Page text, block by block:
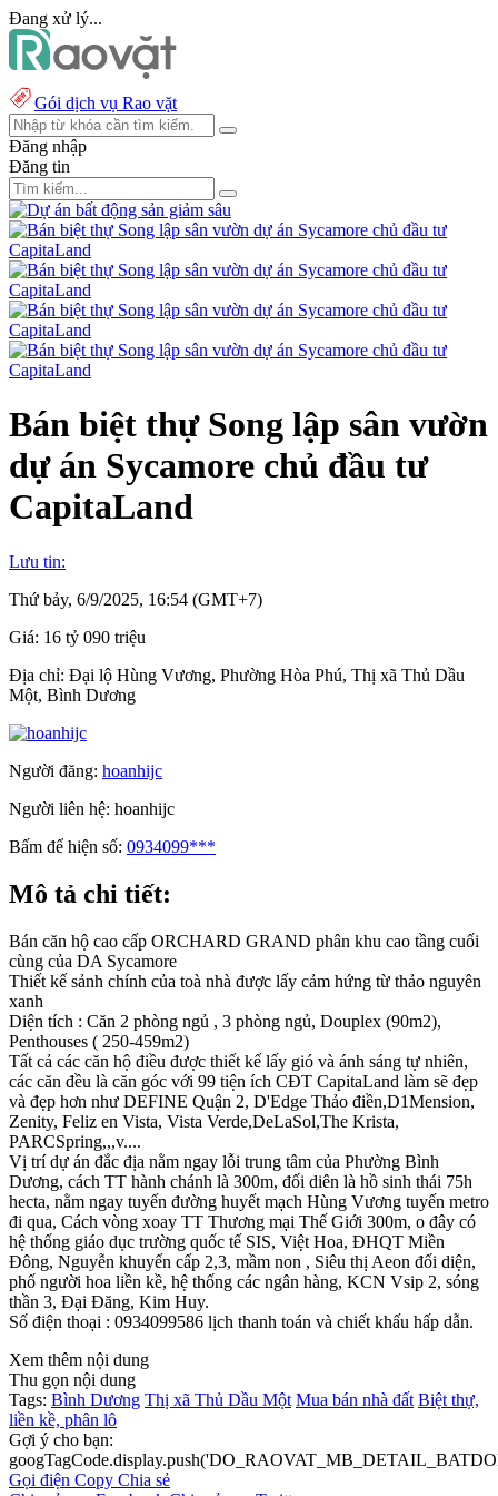
Đang xử lý...
Gói dịch vụ Rao vặt
Đăng nhập
Đăng tin
Bán biệt thự Song lập sân vườn
dự án Sycamore chủ đầu tư
CapitaLand
Lưu tin:
Thứ bảy, 6/9/2025, 16:54 (GMT+7)
Giá: 16 tỷ 090 triệu
Địa chỉ: Đại lộ Hùng Vương, Phường Hòa Phú, Thị xã Thủ Dầu
Một, Bình Dương
Người đăng: hoanhijc
Người liên hệ: hoanhijc
Bấm để hiện số: 0934099***
Mô tả chi tiết:
Bán căn hộ cao cấp ORCHARD GRAND phân khu cao tầng cuối
cùng của DA Sycamore
Thiết kế sảnh chính của toà nhà được lấy cảm hứng từ thảo nguyên
xanh
Diện tích : Căn 2 phòng ngủ , 3 phòng ngủ, Douplex (90m2),
Penthouses ( 250-459m2)
Tất cả các căn hộ điều được thiết kế lấy gió và ánh sáng tự nhiên,
các căn đều là căn góc với 99 tiện ích CĐT CapitaLand làm sẽ đẹp
và đẹp hơn như DEFINE Quận 2, D'Edge Thảo điền,D1Mension,
Zenity, Feliz en Vista, Vista Verde,DeLaSol,The Krista,
PARCSpring,,,v....
Vị trí dự án đắc địa nằm ngay lỗi trung tâm của Phường Bình
Dương, cách TT hành chánh là 300m, đối diên là hồ sinh thái 75h
hecta, nằm ngay tuyến đường huyết mạch Hùng Vương tuyến metro
đi qua, Cách vòng xoay TT Thương mại Thế Giới 300m, o đây có
hệ thống giáo dục trường quốc tế SIS, Việt Hoa, ĐHQT Miền
Đông, Nguyễn khuyến cấp 2,3, mầm non , Siêu thị Aeon đối diện,
phố người hoa liền kề, hệ thống các ngân hàng, KCN Vsip 2, sóng
thần 3, Đại Đăng, Kim Huy.
Số điện thoại : 0934099586 lịch thanh toán và chiết khấu hấp dẫn.
Xem thêm nội dung
Thu gọn nội dung
Tags: Bình Dương Thị xã Thủ Dầu Một Mua bán nhà đất Biệt thự,
liền kề, phân lô
Gợi ý cho bạn:
Gọi điện Copy Chia sẻ